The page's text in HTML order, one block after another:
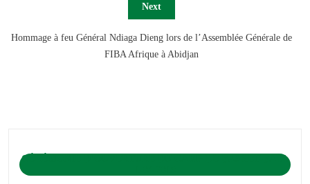
Next
Hommage à feu Général Ndiaga Dieng lors de l’Assemblée Générale de
FIBA Afrique à Abidjan
CÉRÉMONIE D’OUVERTURE DU CAMP DE BASKET-BALL